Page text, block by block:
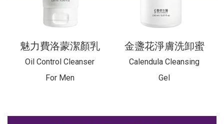
魅力費洛蒙潔顏乳
Oil Control Cleanser
For Men
金盞花淨膚洗卸蜜
Calendula Cleansing
Gel